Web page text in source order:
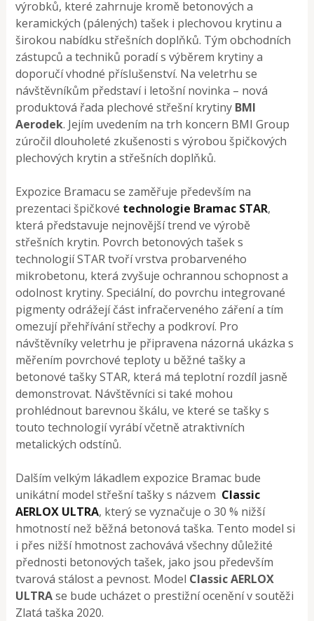
výrobků, které zahrnuje kromě betonových a
keramických (pálených) tašek i plechovou krytinu a
širokou nabídku střešních doplňků. Tým obchodních
zástupců a techniků poradí s výběrem krytiny a
doporučí vhodné příslušenství. Na veletrhu se
návštěvníkům představí i letošní novinka – nová
produktová řada plechové střešní krytiny BMI
Aerodek. Jejím uvedením na trh koncern BMI Group
zúročil dlouholeté zkušenosti s výrobou špičkových
plechových krytin a střešních doplňků.
Expozice Bramacu se zaměřuje především na
prezentaci špičkové technologie Bramac STAR,
která představuje nejnovější trend ve výrobě
střešních krytin. Povrch betonových tašek s
technologií STAR tvoří vrstva probarveného
mikrobetonu, která zvyšuje ochrannou schopnost a
odolnost krytiny. Speciální, do povrchu integrované
pigmenty odrážejí část infračerveného záření a tím
omezují přehřívání střechy a podkroví. Pro
návštěvníky veletrhu je připravena názorná ukázka s
měřením povrchové teploty u běžné tašky a
betonové tašky STAR, která má teplotní rozdíl jasně
demonstrovat. Návštěvníci si také mohou
prohlédnout barevnou škálu, ve které se tašky s
touto technologií vyrábí včetně atraktivních
metalických odstínů.
Dalším velkým lákadlem expozice Bramac bude
unikátní model střešní tašky s názvem Classic
AERLOX ULTRA, který se vyznačuje o 30 % nižší
hmotností než běžná betonová taška. Tento model si
i přes nižší hmotnost zachovává všechny důležité
přednosti betonových tašek, jako jsou především
tvarová stálost a pevnost. Model Classic AERLOX
ULTRAse bude ucházet o prestižní ocenění v soutěži
Zlatá taška 2020.